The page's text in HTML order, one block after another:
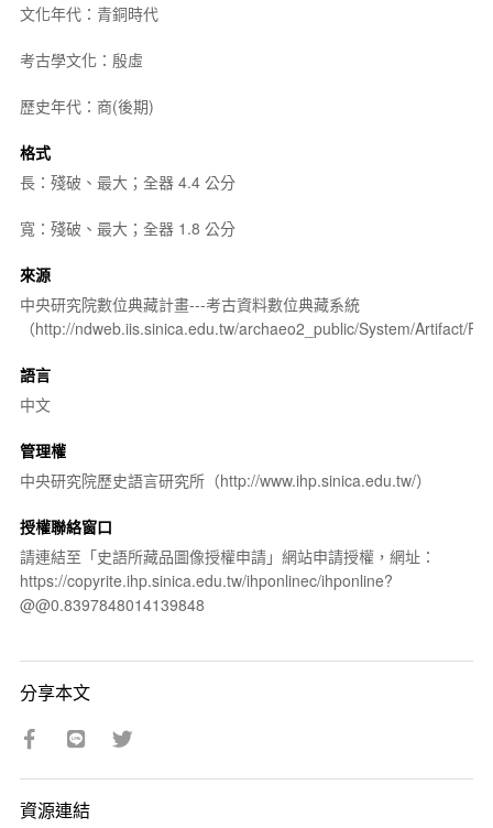
文化年代：青銅時代
考古學文化：殷虛
歷史年代：商(後期)
格式
長：殘破、最大；全器 4.4 公分
寬：殘破、最大；全器 1.8 公分
來源
中央研究院數位典藏計畫---考古資料數位典藏系統
（http://ndweb.iis.sinica.edu.tw/archaeo2_public/System/Artifact/
語言
中文
管理權
中央研究院歷史語言研究所（http://www.ihp.sinica.edu.tw/）
授權聯絡窗口
請連結至「史語所藏品圖像授權申請」網站申請授權，網址：
https://copyrite.ihp.sinica.edu.tw/ihponlinec/ihponline?
@@0.8397848014139848
分享本文
資源連結